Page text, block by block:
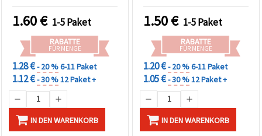
& kreative DIY-Projekte
1.60€ 1-5 Paket
RABATTE
FÜR MENGE
1.28 €- 20 %6-11 Paket
1.12 €- 30 %12 Paket +
IN DEN WARENKORB
personalisierte DIY-Deko
1.50€ 1-5 Paket
RABATTE
FÜR MENGE
1.20 €- 20 %6-11 Paket
1.05 €- 30 %12 Paket +
IN DEN WARENKORB